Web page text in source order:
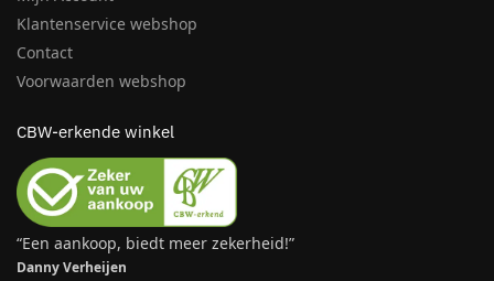
Klantenservice webshop
Contact
Voorwaarden webshop
CBW-erkende winkel
“Een aankoop, biedt meer zekerheid!”
Danny Verheijen